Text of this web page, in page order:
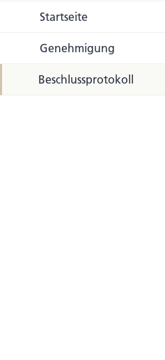
Startseite
Genehmigung
Beschlussprotokoll